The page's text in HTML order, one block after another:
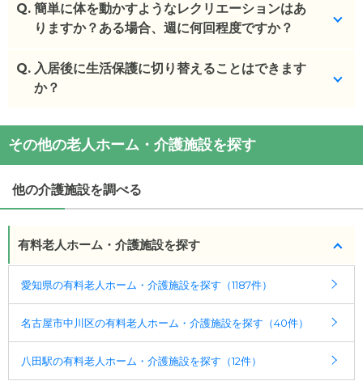
(回答者: 施設担当者,回答日: 2024/02/19)
基本的に移動はございませんが、お身体の状態によ
り移動が必要になる場合がございます。お部屋の清
ん。
Q. 簡単に体を動かすようなレクリエーションはあ
りますか？ある場合、週に何回程度ですか？
特にございません。
Q. 入居後に生活保護に切り替えることはできます
か？
相談可能です。
その他の老人ホーム・介護施設を探す
他の介護施設を調べる
有料老人ホーム・介護施設を探す
愛知県の有料老人ホーム・介護施設を探す（1187件）
名古屋市中川区の有料老人ホーム・介護施設を探す（40件）
八田駅の有料老人ホーム・介護施設を探す（12件）